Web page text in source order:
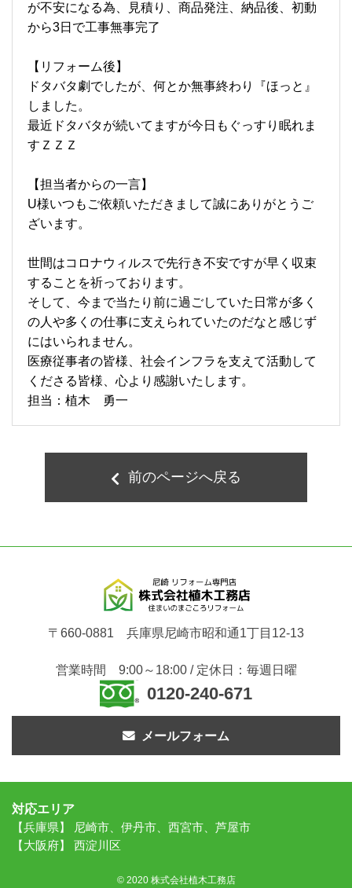
が不安になる為、見積り、商品発注、納品後、初動
から3日で工事無事完了
【リフォーム後】
ドタバタ劇でしたが、何とか無事終わり『ほっと』
しました。
最近ドタバタが続いてますが今日もぐっすり眠れま
すＺＺＺ
【担当者からの一言】
U様いつもご依頼いただきまして誠にありがとうご
ざいます。
世間はコロナウィルスで先行き不安ですが早く収束
することを祈っております。
そして、今まで当たり前に過ごしていた日常が多く
の人や多くの仕事に支えられていたのだなと感じず
にはいられません。
医療従事者の皆様、社会インフラを支えて活動して
くださる皆様、心より感謝いたします。
担当：植木 勇一
前のページへ戻る
〒660-0881 兵庫県尼崎市昭和通1丁目12-13
営業時間 9:00～18:00 / 定休日：毎週日曜
0120-240-671
メールフォーム
対応エリア
【兵庫県】 尼崎市、伊丹市、西宮市、芦屋市
【大阪府】 西淀川区
© 2020 株式会社植木工務店